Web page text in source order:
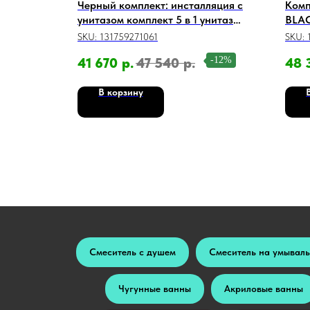
Черный комплект: инсталляция с
унитазом комплект 5 в 1 унитаз
подвесной безободковый черный
SKU: 131759271061
41 670 р.47 540 р. -12%
В корзину
SKU:
48
Смеситель с душем Смеситель на
Чугунные ванны Акриловые ванны